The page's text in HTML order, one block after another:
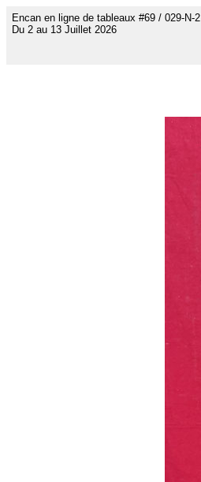
Encan en ligne de tableaux #69 / 029-N-2
Du 2 au 13 Juillet 2026